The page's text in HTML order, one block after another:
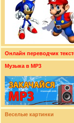
Онлайн переводчик
Музыка в MP3
Веселые картинки